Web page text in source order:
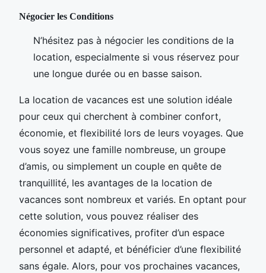
Négocier les Conditions
N’hésitez pas à négocier les conditions de la
location, especialmente si vous réservez pour
une longue durée ou en basse saison.
La location de vacances est une solution idéale
pour ceux qui cherchent à combiner confort,
économie, et flexibilité lors de leurs voyages. Que
vous soyez une famille nombreuse, un groupe
d’amis, ou simplement un couple en quête de
tranquillité, les avantages de la location de
vacances sont nombreux et variés. En optant pour
cette solution, vous pouvez réaliser des
économies significatives, profiter d’un espace
personnel et adapté, et bénéficier d’une flexibilité
sans égale. Alors, pour vos prochaines vacances,